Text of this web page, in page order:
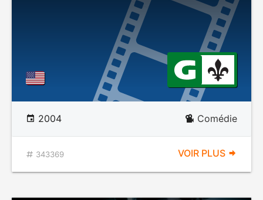
2004 Comédie
343369 VOIR PLUS